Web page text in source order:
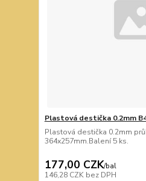
Plastová destička 0.2mm
Plastová destička 0.2mm
364x257mm.Balení 5 ks.
177,00 CZK/bal
146,28 CZK bez DPH